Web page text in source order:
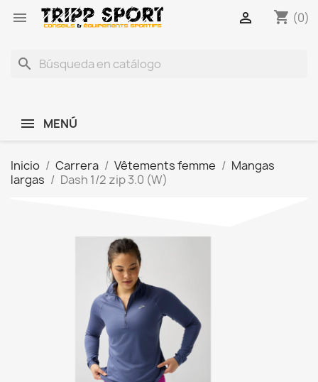
 shopping_cart (0)

search
MENÚ
Inicio Carrera Vêtements femme
Mangas
largas
Dash 1/2 zip 3.0 (W)